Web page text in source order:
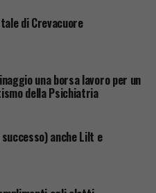
di Crevacuore
una borsa lavoro per un
della Psichiatria
anche Lilt e